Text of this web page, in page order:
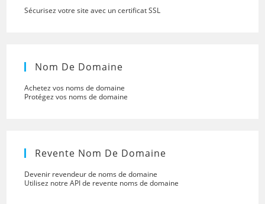
Sécurisez votre site avec un certificat SSL
Nom De Domaine
Achetez vos noms de domaine
Protégez vos noms de domaine
Revente Nom De Domaine
Devenir revendeur de noms de domaine
Utilisez notre API de revente noms de domaine